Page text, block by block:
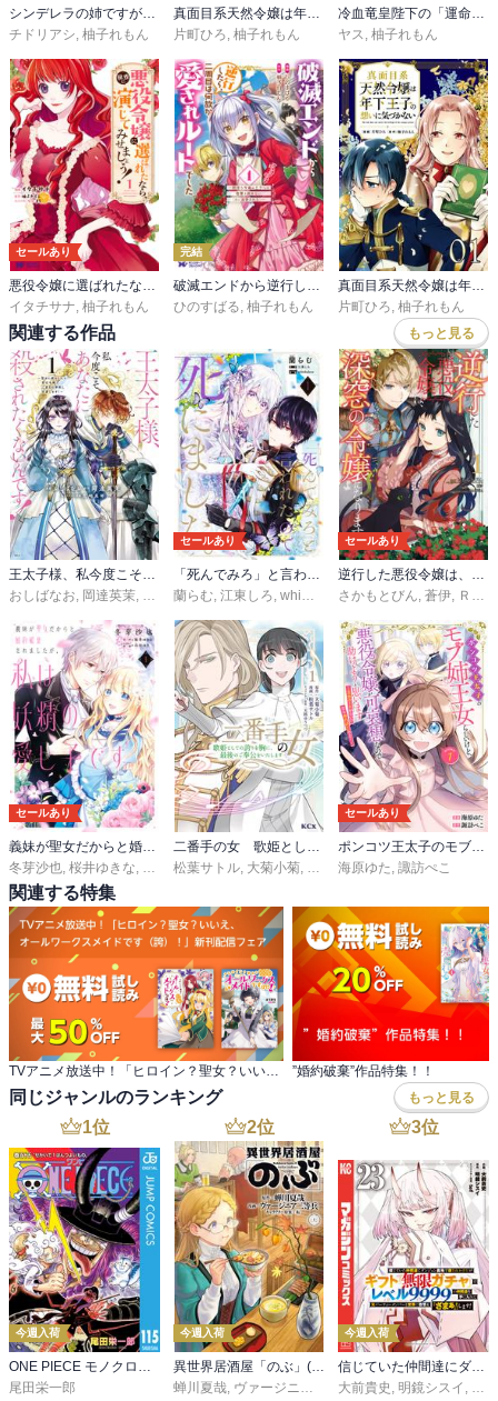
シンデレラの姉ですが、不本意ながら王子と結婚することになりました～身代わり王太子妃は離宮でスローライフを満喫する～（コミック）
チドリアシ, 柚子れもん
真面目系天然令嬢は年下王子の想いに気づかない
片町ひろ, 柚子れもん
冷血竜皇陛下の「運命の番」らしいですが、後宮に引きこもろうと思います ～幼竜を愛でるのに忙しいので皇后争いはご勝手にどうぞ～
ヤス, 柚子れもん
セールあり
イタチサナ 柚子れもん
完結
ひのすばる 柚子れもん
片町ひろ 柚子れもん
関連する作品 もっと見る
王太子様、私今度こそあなたに殺されたくないんです！ ～聖女に嵌められた貧乏令嬢、二度目は串刺し回避します！～
おしばなお, 岡達英茉, 先崎真琴
セールあり
「死んでみろ」と言われたので死にました。
蘭らむ, 江東しろ, whimhalooo
セールあり
逆行した悪役令嬢は、なぜか魔力を失ったので深窓の令嬢になります
さかもとびん, 蒼伊, ＲＡＨＷＩＡ
セールあり
冬芽沙也 桜井ゆきな 白谷ゆう松葉サトル 大菊小菊 天路ゆうつづ
セールあり
海原ゆた 諏訪ぺこ
関連する特集
”婚約破棄”作品特集！！
同じジャンルのランキング もっと見る
1位
今週入荷
ONE PIECE モノクロ版 115
尾田栄一郎
2位
今週入荷
異世界居酒屋「のぶ」(22)
蝉川夏哉, ヴァージニア二等兵 ,転
3位
今週入荷
信じていた仲間達にダンジョン奥地で殺されかけたがギフト『無限ガチャ』でレベル９９９９の仲間達を手に入れて元パーティーメンバーと世界に復讐＆『ざまぁ！』します！（２３）
大前貴史 , 明鏡シスイ , ｔ